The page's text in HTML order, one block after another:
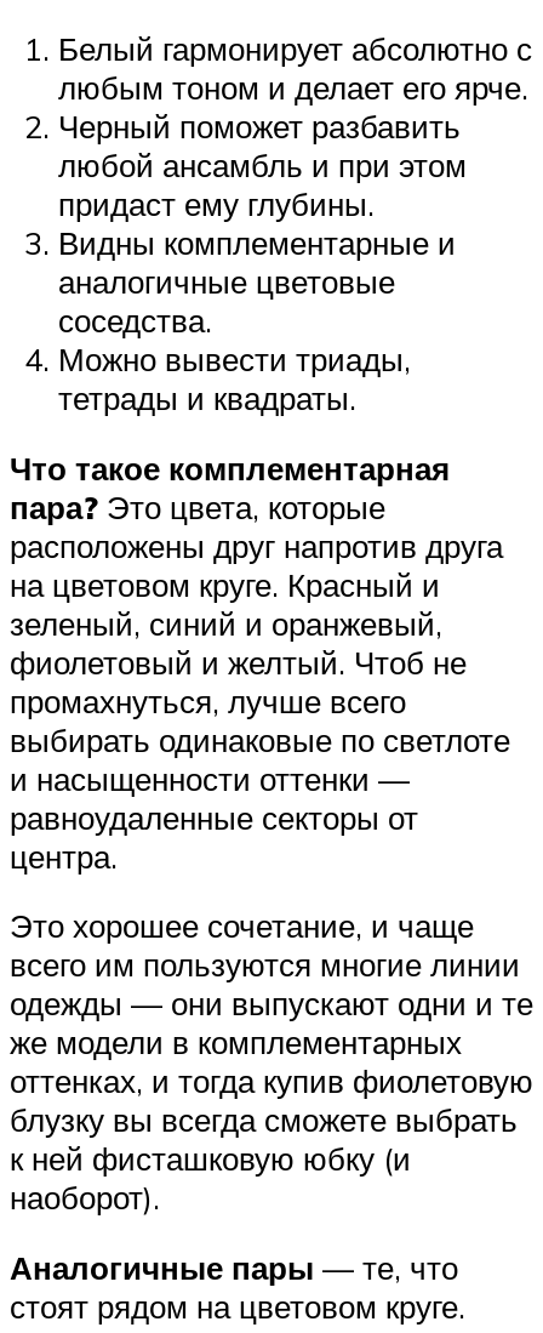
Белый гармонирует абсолютно с
любым тоном и делает его ярче.
Черный поможет разбавить
любой ансамбль и при этом
придаст ему глубины.
Видны комплементарные и
аналогичные цветовые
соседства.
Можно вывести триады,
тетрады и квадраты.
Что такое комплементарная
пара? Это цвета, которые
расположены друг напротив друга
на цветовом круге. Красный и
зеленый, синий и оранжевый,
фиолетовый и желтый. Чтоб не
промахнуться, лучше всего
выбирать одинаковые по светлоте
и насыщенности оттенки —
равноудаленные секторы от
центра.
Это хорошее сочетание, и чаще
всего им пользуются многие линии
одежды — они выпускают одни и те
же модели в комплементарных
оттенках, и тогда купив фиолетовую
блузку вы всегда сможете выбрать
к ней фисташковую юбку (и
наоборот).
Аналогичные пары — те, что
стоят рядом на цветовом круге.